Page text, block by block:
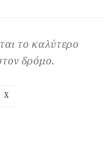
το καλύτερο
δρόμο.
X